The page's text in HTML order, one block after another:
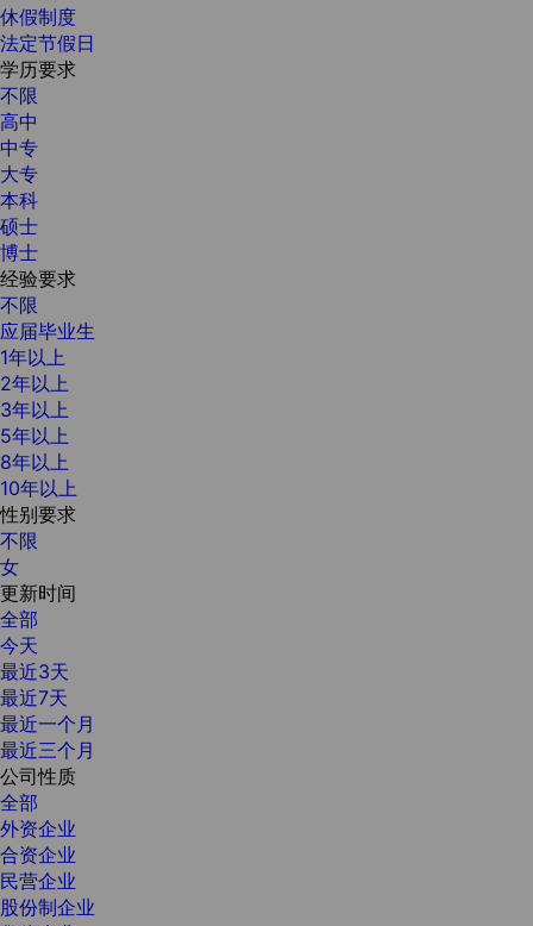
休假制度
法定节假日
学历要求
不限
高中
中专
大专
本科
硕士
博士
经验要求
不限
应届毕业生
1年以上
2年以上
3年以上
5年以上
8年以上
10年以上
性别要求
不限
女
更新时间
全部
今天
最近3天
最近7天
最近一个月
最近三个月
公司性质
全部
外资企业
合资企业
民营企业
股份制企业